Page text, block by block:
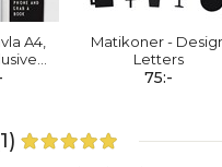
A4,
Matikoner -
Letters
75:-